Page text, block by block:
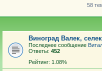
58
Виноград Валек,
Последнее сообщение
Ответы: 452
Рейтинг: 1.08%